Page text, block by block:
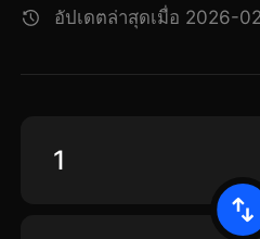
อัปเดตล่าสุดเมื่อ 2026-